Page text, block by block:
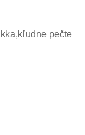
pečte